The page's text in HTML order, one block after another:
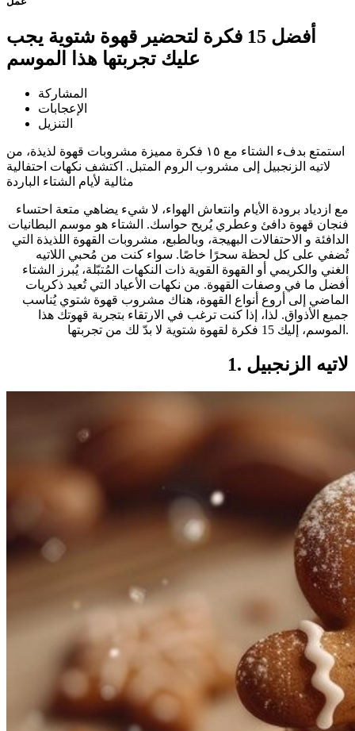
أفضل 15 فكرة لتحضير قهوة شتوية يجب
عليك تجربتها هذا الموسم
المشاركة
الإعجابات
التنزيل
استمتع بدفء الشتاء مع ١٥ فكرة مميزة مشروبات قهوة لذيذة، من
لاتيه الزنجبيل إلى مشروب الروم المتبل. اكتشف نكهات احتفالية
مثالية لأيام الشتاء الباردة
مع ازدياد برودة الأيام وانتعاش الهواء، لا شيء يضاهي متعة احتساء
فنجان قهوة دافئ وعطري يُريح حواسك. الشتاء هو موسم البطانيات
الدافئة و الاحتفالات البهيجة، وبالطبع، مشروبات القهوة اللذيذة التي
تُضفي على كل لحظة سحرًا خاصًا. سواء كنت من مُحبي اللاتيه
الغني والكريمي أو القهوة القوية ذات النكهات المُتبّلة، يُبرز الشتاء
أفضل ما في وصفات القهوة. من نكهات الأعياد التي تُعيد ذكريات
الماضي إلى أروع أنواع القهوة، هناك مشروب قهوة شتوي يُناسب
جميع الأذواق. لذا، إذا كنت ترغب في الارتقاء بتجربة قهوتك هذا
الموسم، إليك 15 فكرة لقهوة شتوية لا بدّ لك من تجربتها.
1. لاتيه الزنجبيل